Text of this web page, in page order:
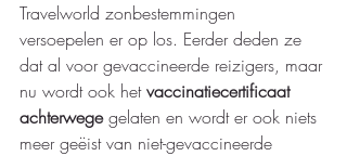
Travelworld zonbestemmingen
versoepelen er op los. Eerder deden ze
dat al voor gevaccineerde reizigers, maar
nu wordt ook het vaccinatiecertificaat
achterwege gelaten en wordt er ook niets
meer geëist van niet-gevaccineerde